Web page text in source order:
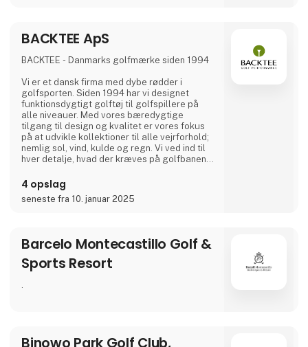
BACKTEE ApS
BACKTEE - Danmarks golfmærke siden 1994
Vi er et dansk firma med dybe rødder i
golfsporten. Siden 1994 har vi designet
funktionsdygtigt golftøj til golfspillere på
alle niveauer. Med vores bæredygtige
tilgang til design og kvalitet er vores fokus
på at udvikle kollektioner til alle vejrforhold;
nemlig sol, vind, kulde og regn. Vi ved ind til
hver detalje, hvad der kræves på golfbanen
produkter er udviklet af golfspillere til
golfspillere.
4 opslag
seneste fra 10. januar 2025
Barcelo Montecastillo Golf &
Sports Resort
.
Binowo Park Golf Club,